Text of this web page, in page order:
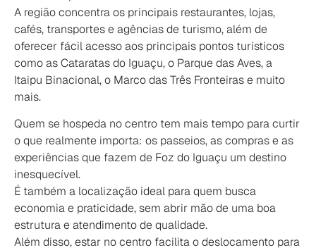
A região concentra os principais restaurantes, lojas,
cafés, transportes e agências de turismo, além de
oferecer fácil acesso aos principais pontos turísticos
como as Cataratas do Iguaçu, o Parque das Aves, a
Itaipu Binacional, o Marco das Três Fronteiras e muito
mais.
Quem se hospeda no centro tem mais tempo para curtir
o que realmente importa: os passeios, as compras e as
experiências que fazem de Foz do Iguaçu um destino
inesquecível.
É também a localização ideal para quem busca
economia e praticidade, sem abrir mão de uma boa
estrutura e atendimento de qualidade.
Além disso, estar no centro facilita o deslocamento para